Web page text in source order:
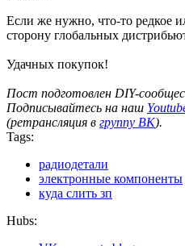
Если же нужно, что-то редкое
сторону глобальных
Удачных покупок!
Пост подготовлен DIY-
Подписывайтесь на наш
(ретрансляция в группу ВК).
Tags:
радиодетали
электронные компоненты
куда слить зп
Hubs: